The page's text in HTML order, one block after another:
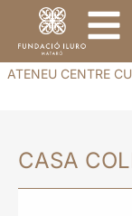
ATENEU CENTRE
CASA